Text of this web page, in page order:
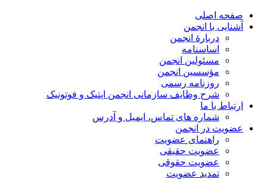
صفحه اصلی
آشنایی با انجمن
دربارۀ انجمن
اساسنامه
مسئولین انجمن
مؤسسین انجمن
روزنامه رسمی
شرح وظایف سازمانی انجمن اپتیک و فوتونیک
ارتباط با ما
شماره های تماس، ایمیل و آدرس
عضویت در انجمن
راهنمای عضویت
عضویت حقیقی
عضویت حقوقی
تمدید عضویت